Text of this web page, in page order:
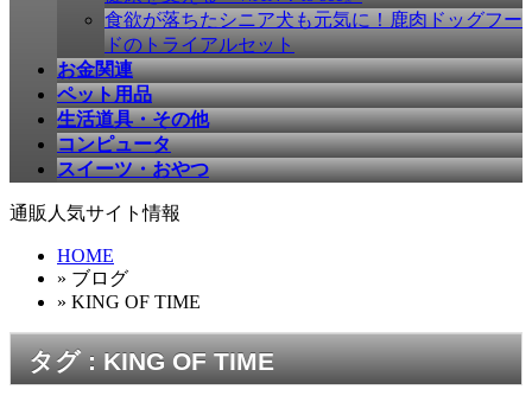
食欲が落ちたシニア犬も元気に！鹿肉ドッグフー
ドのトライアルセット
お金関連
ペット用品
生活道具・その他
コンピュータ
スイーツ・おやつ
通販人気サイト情報
HOME
» ブログ
» KING OF TIME
タグ : KING OF TIME